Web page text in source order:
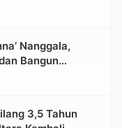
Lembang
Nanggala,
Bangun
3,5 Tahun